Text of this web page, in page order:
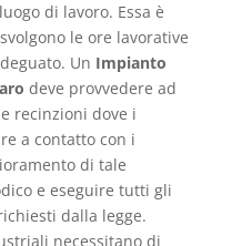
di lavoro. Essa è
le ore lavorative
Un Impianto
deve provvedere ad
recinzioni dove i
a contatto con i
di tale
e eseguire tutti gli
dalla legge.
necessitano di